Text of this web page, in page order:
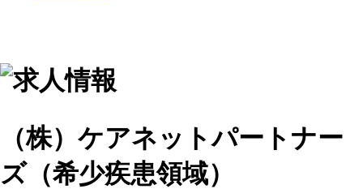
（株）ケアネットパートナー
ズ（希少疾患領域）